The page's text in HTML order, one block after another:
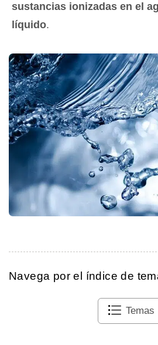
sustancias ionizadas en el
líquido.
Navega por el índice de
Temas